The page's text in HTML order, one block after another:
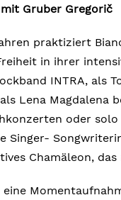
Gruber Gregorič
praktiziert
in ihrer
INTRA, als
Lena Magdalena
oder solo
Singer-
Chamäleon,